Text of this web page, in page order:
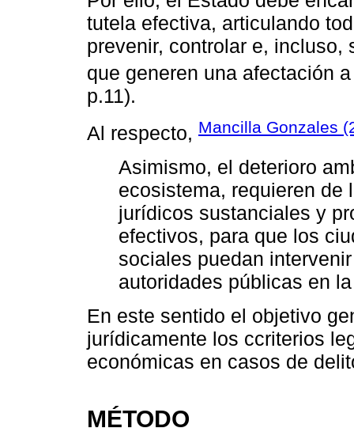
tutela efectiva, articulando
prevenir, controlar e,
que generen una afectación
p.11).
Al respecto, Mancilla Gonzales
Asimismo, el deterioro
ecosistema, requieren de
jurídicos sustanciales y
efectivos, para que los
sociales puedan
autoridades públicas en
En este sentido el objetivo
jurídicamente los ccriterios
económicas en casos de
MÉTODO